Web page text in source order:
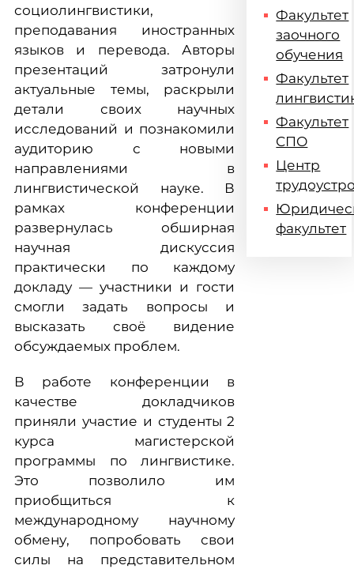
социолингвистики,
преподавания иностранных
языков и перевода. Авторы
презентаций затронули
актуальные темы, раскрыли
детали своих научных
исследований и познакомили
аудиторию с новыми
направлениями в
лингвистической науке. В
рамках конференции
развернулась обширная
научная дискуссия
практически по каждому
докладу — участники и гости
смогли задать вопросы и
высказать своё видение
обсуждаемых проблем.
В работе конференции в
качестве докладчиков
приняли участие и студенты 2
курса магистерской
программы по лингвистике.
Это позволило им
приобщиться к
международному научному
обмену, попробовать свои
силы на представительном
Факультет
заочного
обучения
Факультет
Факультет
СПО
Центр
факультет